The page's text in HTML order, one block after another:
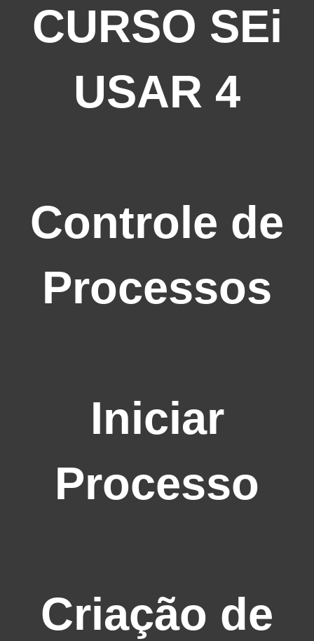
CURSO SEi
USAR 4
Controle de
Processos
Iniciar
Processo
Criação de